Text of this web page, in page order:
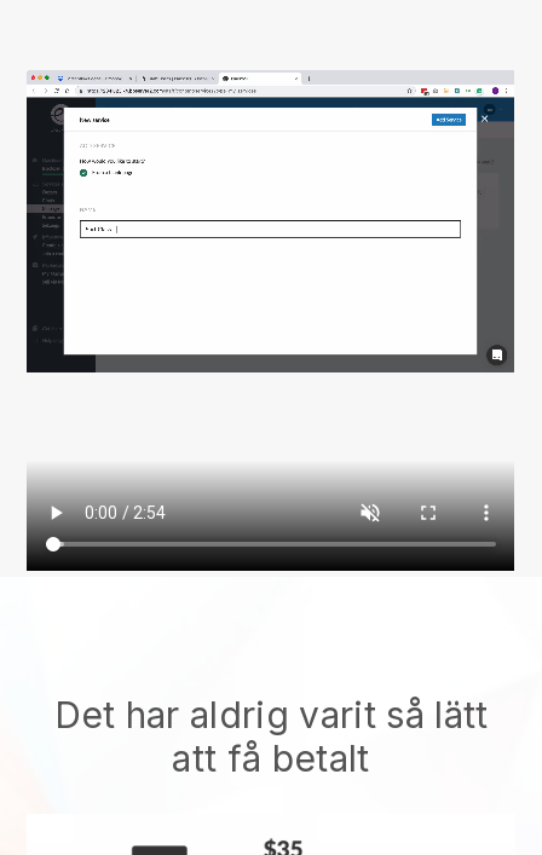
Det har aldrig varit så lätt
att få betalt